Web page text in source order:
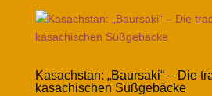
Kasachstan: „Baursaki“ – Die
kasachischen Süßgebäcke